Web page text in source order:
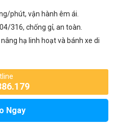
phút, vận hành êm ái.
316, chống gỉ, an toàn.
hạ linh hoạt và bánh xe di
Ngay